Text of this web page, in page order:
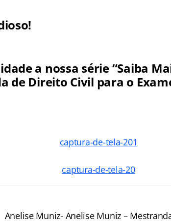
a nossa série “Saiba
de Direito Civil para o
Anelise Muniz- Anelise Muniz –